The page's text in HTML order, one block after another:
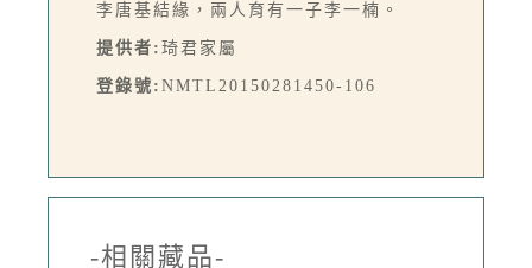
李唐基結緣，兩人育有一子李一楠。
提供者: 琦君家屬
登錄號: NMTL20150281450-106
-相關藏品-